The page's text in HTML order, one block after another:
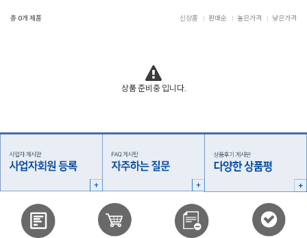
총0개 제품 신상품 판매순 높은가격 낮은가격
상품 준비중 입니다.